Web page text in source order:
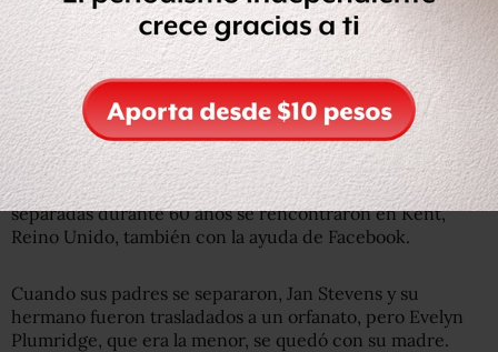
“Creo que eres mi hermana”
A pesar de lo excepcional del caso de las hermanas
bosnias, no se trata del único de este tipo que ocurre en
los últimos años.
En diciembre de 2011, dos hermanas que estuvieron
separadas durante 60 años se rencontraron en Kent,
Reino Unido, también con la ayuda de Facebook.
Cuando sus padres se separaron, Jan Stevens y su
hermano fueron trasladados a un orfanato, pero Evelyn
Plumridge, que era la menor, se quedó con su madre.